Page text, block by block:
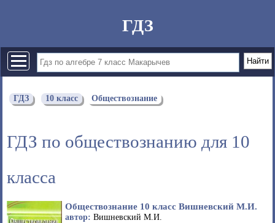
ГДЗ
ГДЗ 10 класс Обществознание
ГДЗ по обществознанию для 10
класса
Обществознание 10 класс Вишневский М.И.
автор: Вишневский М.И.